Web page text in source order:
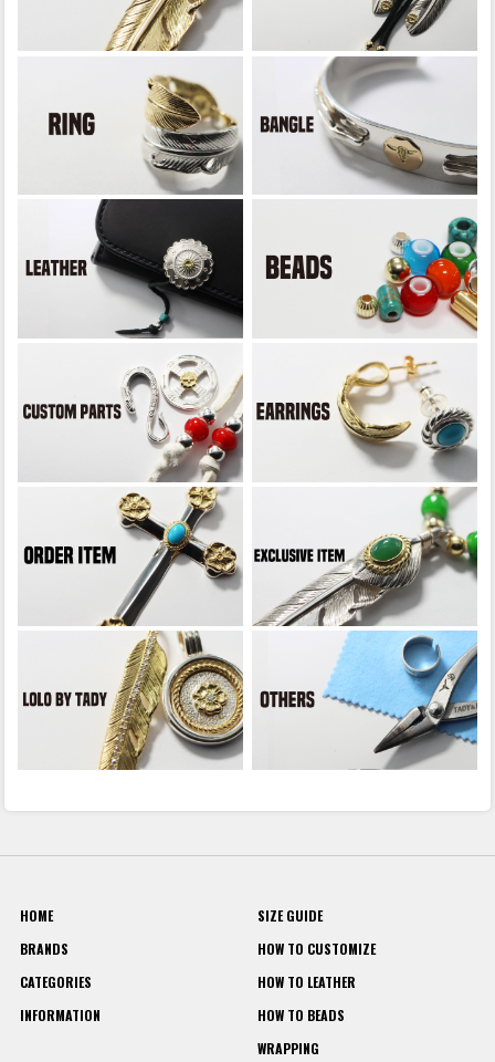
HOME
BRANDS
CATEGORIES
INFORMATION
SIZE GUIDE
HOW TO CUSTOMIZE
HOW TO LEATHER
HOW TO BEADS
WRAPPING